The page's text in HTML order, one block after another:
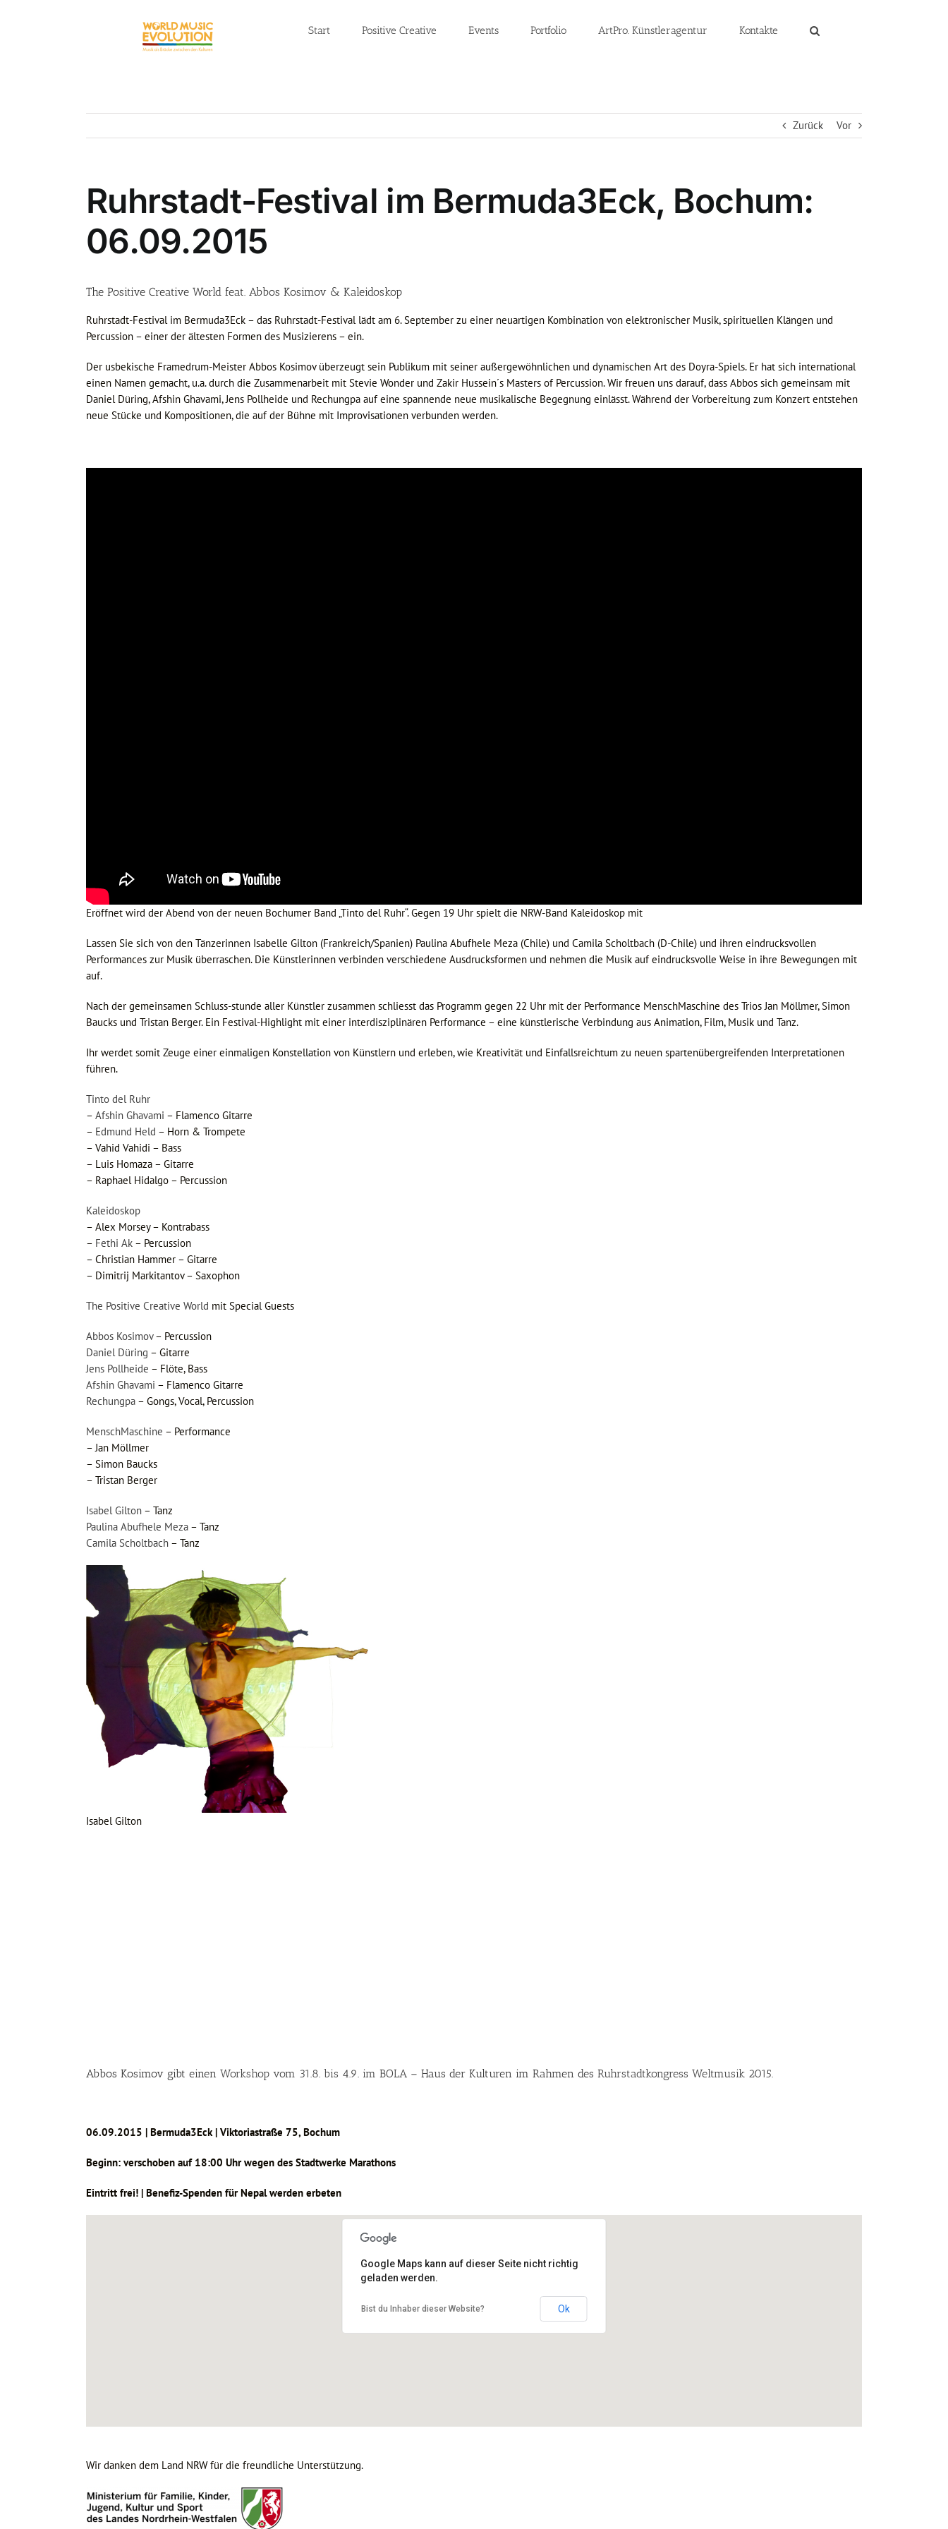
Start Positive Creative Events Portfolio ArtPro. Künstleragentur Kontakte
Zurück Vor
Ruhrstadt-Festival im Bermuda3Eck, Bochum:
06.09.2015
The Positive Creative World feat. Abbos Kosimov & Kaleidoskop
Ruhrstadt-Festival im Bermuda3Eck – das Ruhrstadt-Festival lädt am 6. September zu einer neuartigen Kombination von elektronischer Musik, spirituellen Klängen und
Percussion – einer der ältesten Formen des Musizierens – ein.
Der usbekische Framedrum-Meister Abbos Kosimov überzeugt sein Publikum mit seiner außergewöhnlichen und dynamischen Art des Doyra-Spiels. Er hat sich international
einen Namen gemacht, u.a. durch die Zusammenarbeit mit Stevie Wonder und Zakir Hussein´s Masters of Percussion. Wir freuen uns darauf, dass Abbos sich gemeinsam mit
Daniel Düring, Afshin Ghavami, Jens Pollheide und Rechungpa auf eine spannende neue musikalische Begegnung einlässt. Während der Vorbereitung zum Konzert entstehen
neue Stücke und Kompositionen, die auf der Bühne mit Improvisationen verbunden werden.
Eröffnet wird der Abend von der neuen Bochumer Band „Tinto del Ruhr“. Gegen 19 Uhr spielt die NRW-Band Kaleidoskop mit
Lassen Sie sich von den Tänzerinnen Isabelle Gilton (Frankreich/Spanien) Paulina Abufhele Meza (Chile) und Camila Scholtbach (D-Chile) und ihren eindrucksvollen
Performances zur Musik überraschen. Die Künstlerinnen verbinden verschiedene Ausdrucksformen und nehmen die Musik auf eindrucksvolle Weise in ihre Bewegungen mit
auf.
Nach der gemeinsamen Schluss-stunde aller Künstler zusammen schliesst das Programm gegen 22 Uhr mit der Performance MenschMaschine des Trios Jan Möllmer, Simon
Baucks und Tristan Berger. Ein Festival-Highlight mit einer interdisziplinären Performance – eine künstlerische Verbindung aus Animation, Film, Musik und Tanz.
Ihr werdet somit Zeuge einer einmaligen Konstellation von Künstlern und erleben, wie Kreativität und Einfallsreichtum zu neuen spartenübergreifenden Interpretationen
führen.
Tinto del Ruhr
– Afshin Ghavami – Flamenco Gitarre
– Edmund Held – Horn & Trompete
– Vahid Vahidi – Bass
– Luis Homaza – Gitarre
– Raphael Hidalgo – Percussion
Kaleidoskop
– Alex Morsey – Kontrabass
– Fethi Ak – Percussion
– Christian Hammer – Gitarre
– Dimitrij Markitantov – Saxophon
The Positive Creative World mit Special Guests
Abbos Kosimov– Percussion
Daniel Düring – Gitarre
Jens Pollheide – Flöte, Bass
Afshin Ghavami – Flamenco Gitarre
Rechungpa – Gongs, Vocal, Percussion
MenschMaschine – Performance
– Jan Möllmer
– Simon Baucks
– Tristan Berger
Isabel Gilton – Tanz
Paulina Abufhele Meza – Tanz
Camila Scholtbach – Tanz
Isabel Gilton
Abbos Kosimov gibt einen Workshop vom 31.8. bis 4.9. im BOLA – Haus der Kulturen im Rahmen des Ruhrstadtkongress Weltmusik 2015.
06.09.2015 | Bermuda3Eck | Viktoriastraße 75, Bochum
Beginn: verschoben auf 18:00 Uhr wegen des Stadtwerke Marathons
Eintritt frei! | Benefiz-Spenden für Nepal werden erbeten
Bermuda3Eck, Viktoriastraße 75, Bochum
Google Maps kann auf dieser Seite nicht richtig
geladen werden.
Bist du Inhaber dieser Website? Ok
Wir danken dem Land NRW für die freundliche Unterstützung.